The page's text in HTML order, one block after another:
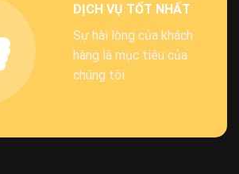
DỊCH VỤ TỐT NHẤT
Sự hài lòng của khách
hàng là mục tiêu của
chúng tôi